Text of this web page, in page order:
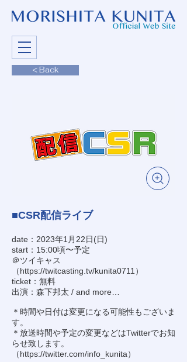
< Back
■CSR配信ライブ
date：2023年1月22日(日)
start：15:00頃〜予定
＠ツイキャス
（https://twitcasting.tv/kunita0711 ）
ticket：無料
出演：森下邦太 / and more…
＊時間や日付は変更になる可能性もございま
す。
＊放送時間や予定の変更などはTwitterでお知
らせ致します。
（https://twitter.com/info_kunita）